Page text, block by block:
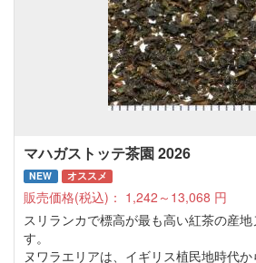
マハガストッテ茶園 2026
NEW オススメ
販売価格(税込)： 1,242～13,068 円
スリランカで標高が最も高い紅茶の産
す。
ヌワラエリアは、イギリス植民地時代